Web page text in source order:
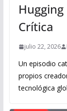
Crítica
julio 22, 2026
Un episodio
propios
tecnológica